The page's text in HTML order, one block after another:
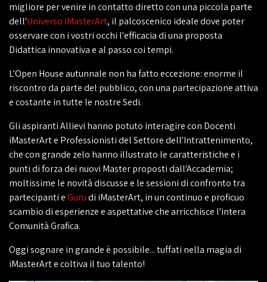
migliore per venire in contatto diretto con una piccola parte
dell'Universo iMasterArt, il palcoscenico ideale dove poter
osservare con i vostri occhi l'efficacia di una proposta
Didattica innovativa e al passo coi tempi.
L'Open House autunnale non ha fatto eccezione: enorme il
riscontro da parte del pubblico, con una partecipazione attiva
e costante in tutte le nostre Sedi.
Gli aspiranti Allievi hanno potuto interagire con Docenti
iMasterArt e Professionisti del Settore dell'Intrattenimento,
che con grande zelo hanno illustrato le caratteristiche e i
punti di forza dei nuovi Master proposti dall'Accademia;
moltissime le novità discusse e le sessioni di confronto tra
partecipanti eGurudi iMasterArt, in un continuo e proficuo
scambio di esperienze e aspettative che arricchisce l'intera
Comunità Grafica.
Oggi sognare in grande è possibile... tuffati nella magia di
iMasterArt e coltiva il tuo talento!